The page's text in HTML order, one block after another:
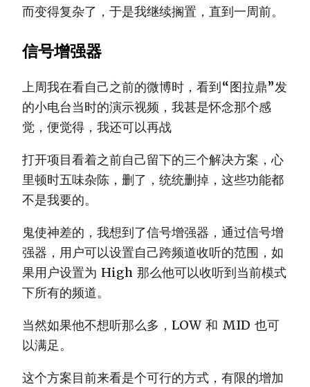
而变得复杂了，于是我继续搁置，直到一周前。
信号增强器
上周我在看自己之前的微博时，看到“图拉鼎”发
的小电台当时的演示视频，我甚是怀念那个感
觉，便觉得，我还可以再战
打开项目看着之前自己留下的三个解决方案，心
里顿时五味杂陈，删了，统统删掉，这些功能都
不是我要的。
鬼使神差的，我想到了信号增强器，通过信号增
强器，用户可以设置自己跨频道收听的范围，如
果用户设置为 High 那么他可以收听到当前模式
下所有的频道。
当然如果他不想听那么多，LOW 和 MID 也可
以满足。
这个方案目前来看是个可行的方式，有限的增加